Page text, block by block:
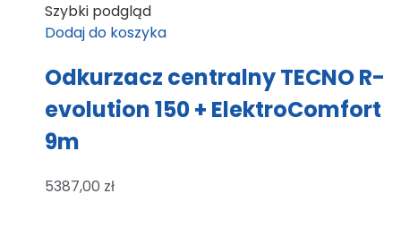
Szybki podgląd
Dodaj do koszyka
Odkurzacz centralny TECNO R-
evolution 150 + ElektroComfort
9m
5387,00 zł